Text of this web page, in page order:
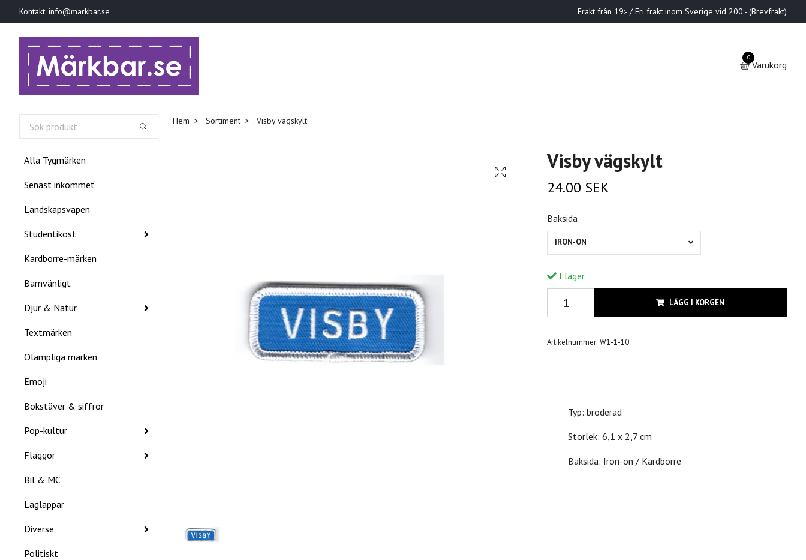
Kontakt: info@markbar.se Frakt från 19:- / Fri frakt inom Sverige vid 200:- (Brevfrakt)
0
Varukorg
Alla Tygmärken
Senast inkommet
Landskapsvapen
Studentikost
Kardborre-märken
Barnvänligt
Djur & Natur
Textmärken
Olämpliga märken
Emoji
Bokstäver & siffror
Pop-kultur
Flaggor
Bil & MC
Laglappar
Diverse
Politiskt
Hem Sortiment Visby vägskylt
Visby vägskylt
24.00 SEK
Baksida
IRON-ON
I lager.
LÄGG I KORGEN
Artikelnummer: W1-1-10
Typ: broderad
Storlek: 6,1 x 2,7 cm
Baksida: Iron-on / Kardborre